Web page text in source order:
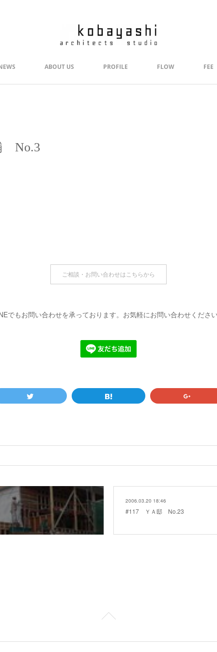
ABOUT US PROFILE FLOW FEE
No.3
ご相談・お問い合わせはこちらから
でもお問い合わせを承っております。お気軽にお問い合わせくださ
2006.03.20 18:46
#117 ＹＡ邸 No.23